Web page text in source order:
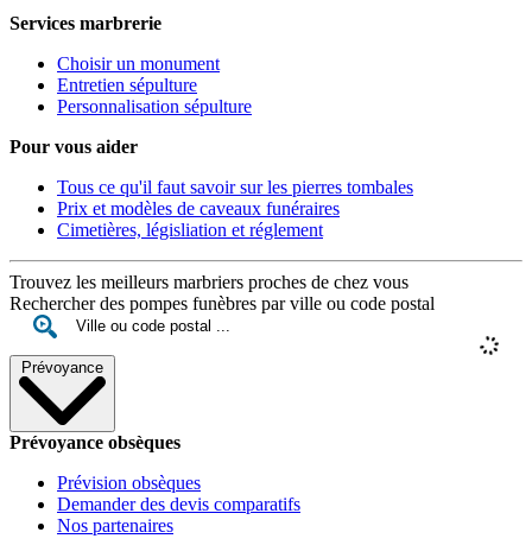
Services marbrerie
Choisir un monument
Entretien sépulture
Personnalisation sépulture
Pour vous aider
Tous ce qu'il faut savoir sur les pierres tombales
Prix et modèles de caveaux funéraires
Cimetières, législiation et réglement
Trouvez les meilleurs marbriers proches de chez vous
Rechercher des pompes funèbres par ville ou code postal
Prévoyance
Prévoyance obsèques
Prévision obsèques
Demander des devis comparatifs
Nos partenaires